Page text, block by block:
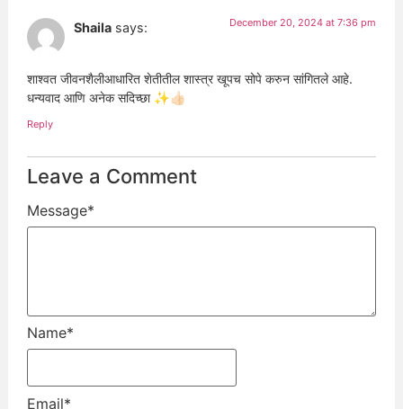
Shaila says: December 20, 2024 at 7:36 pm
शाश्वत जीवनशैलीआधारित शेतीतील शास्त्र खूपच सोपे करुन सांगितले आहे.
धन्यवाद आणि अनेक सदिच्छा ✨👍🏻
Reply
Leave a Comment
Message*
Name*
Email*